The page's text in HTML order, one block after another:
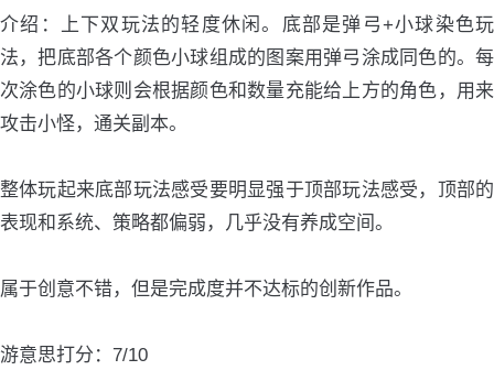
介绍：上下双玩法的轻度休闲。底部是弹弓+小球染色玩
法，把底部各个颜色小球组成的图案用弹弓涂成同色的。每
次涂色的小球则会根据颜色和数量充能给上方的角色，用来
攻击小怪，通关副本。
整体玩起来底部玩法感受要明显强于顶部玩法感受，顶部的
表现和系统、策略都偏弱，几乎没有养成空间。
属于创意不错，但是完成度并不达标的创新作品。
游意思打分：7/10